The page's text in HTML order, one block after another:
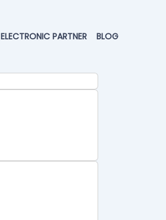
ELECTRONIC PARTNER BLOG